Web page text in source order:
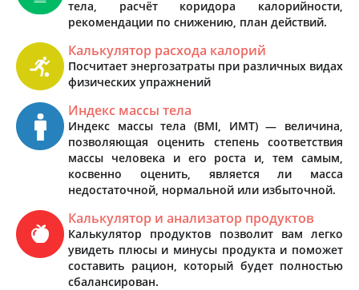
тела, расчёт коридора калорийности,
рекомендации по снижению, план действий.
Калькулятор расхода калорий
Посчитает энергозатраты при различных видах
физических упражнений
Индекс массы тела
Индекс массы тела (BMI, ИМТ) — величина,
позволяющая оценить степень соответствия
массы человека и его роста и, тем самым,
косвенно оценить, является ли масса
недостаточной, нормальной или избыточной.
Калькулятор и анализатор продуктов
Калькулятор продуктов позволит вам легко
увидеть плюсы и минусы продукта и поможет
составить рацион, который будет полностью
сбалансирован.